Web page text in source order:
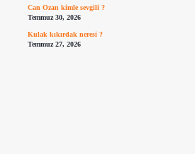
Can Ozan kimle sevgili ?
Temmuz 30, 2026
Kulak kıkırdak neresi ?
Temmuz 27, 2026